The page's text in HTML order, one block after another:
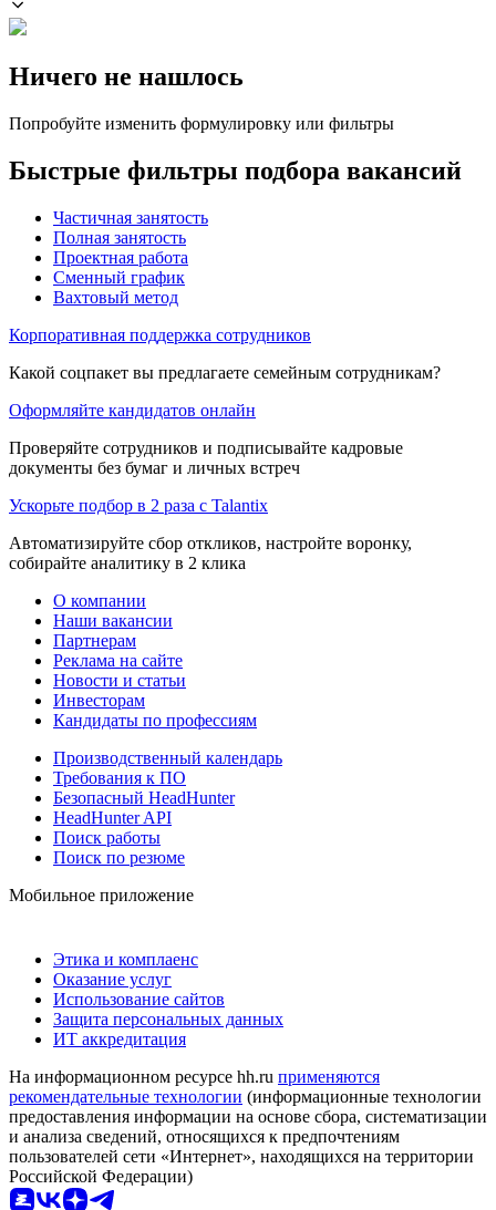
Ничего не нашлось
Попробуйте изменить формулировку или фильтры
Быстрые фильтры подбора вакансий
Частичная занятость
Полная занятость
Проектная работа
Сменный график
Вахтовый метод
Корпоративная поддержка сотрудников
Какой соцпакет вы предлагаете семейным сотрудникам?
Оформляйте кандидатов онлайн
Проверяйте сотрудников и подписывайте кадровые
документы без бумаг и личных встреч
Ускорьте подбор в 2 раза с Talantix
Автоматизируйте сбор откликов, настройте воронку,
собирайте аналитику в 2 клика
О компании
Наши вакансии
Партнерам
Реклама на сайте
Новости и статьи
Инвесторам
Кандидаты по профессиям
Производственный календарь
Требования к ПО
Безопасный HeadHunter
HeadHunter API
Поиск работы
Поиск по резюме
Мобильное приложение
Этика и комплаенс
Оказание услуг
Использование сайтов
Защита персональных данных
ИТ аккредитация
На информационном ресурсе hh.ru применяются
рекомендательные технологии (информационные технологии
предоставления информации на основе сбора, систематизации
и анализа сведений, относящихся к предпочтениям
пользователей сети «Интернет», находящихся на территории
Российской Федерации)